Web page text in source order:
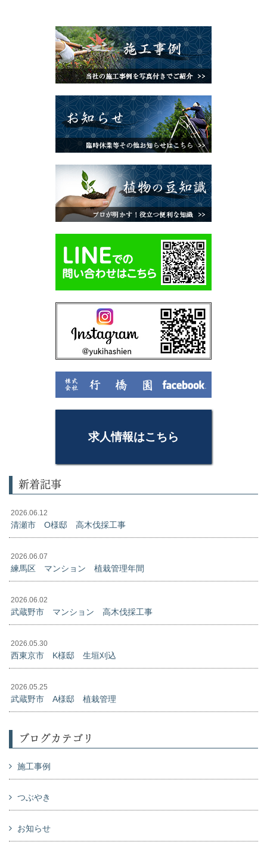
求人情報はこちら
新着記事
2026.06.12
清瀬市 O様邸 高木伐採工事
2026.06.07
練馬区 マンション 植栽管理年間
2026.06.02
武蔵野市 マンション 高木伐採工事
2026.05.30
西東京市 K様邸 生垣刈込
2026.05.25
武蔵野市 A様邸 植栽管理
ブログカテゴリ
施工事例
つぶやき
お知らせ